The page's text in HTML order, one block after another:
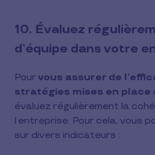
10. Évaluez
d’équipe dans votre
Pour vous assurer de
stratégies mises en place
évaluez régulièrement la
l’entreprise. Pour cela, vous
sur divers indicateurs :